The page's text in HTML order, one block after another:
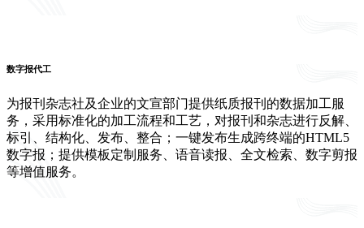
数字报代工
为报刊杂志社及企业的文宣部门提供纸质报刊的数据加工服
务，采用标准化的加工流程和工艺，对报刊和杂志进行反解、
标引、结构化、发布、整合；一键发布生成跨终端的HTML5
数字报；提供模板定制服务、语音读报、全文检索、数字剪报
等增值服务。